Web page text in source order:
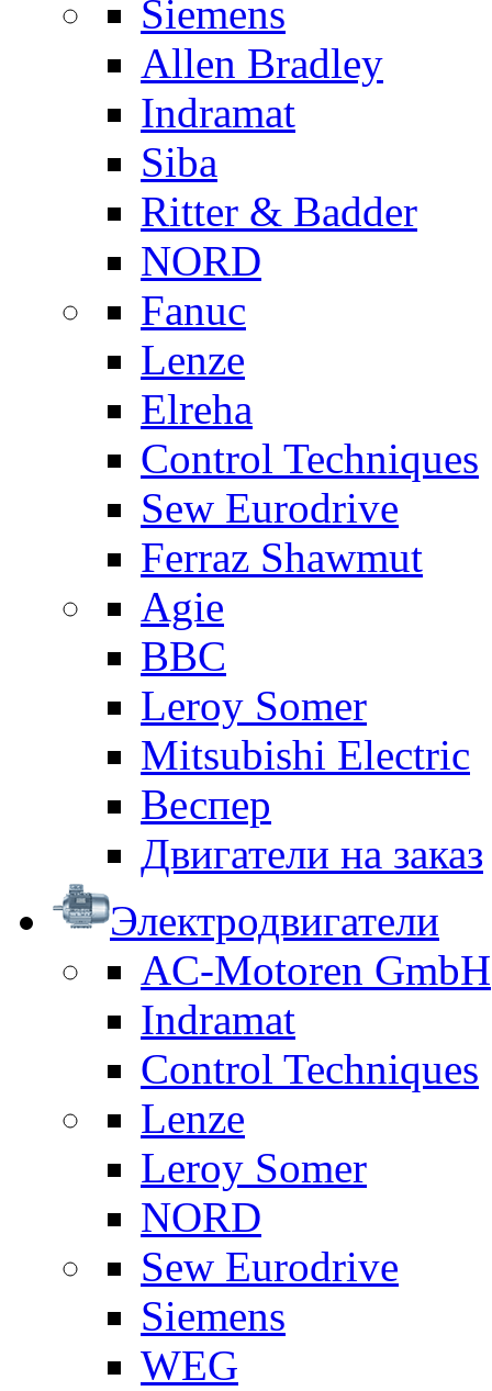
Siemens
Allen Bradley
Indramat
Siba
Ritter & Badder
NORD
Fanuc
Lenze
Elreha
Control Techniques
Sew Eurodrive
Ferraz Shawmut
Agie
BBC
Leroy Somer
Mitsubishi Electric
Веспер
Двигатели на заказ
Электродвигатели
AC-Motoren GmbH
Indramat
Control Techniques
Lenze
Leroy Somer
NORD
Sew Eurodrive
Siemens
WEG